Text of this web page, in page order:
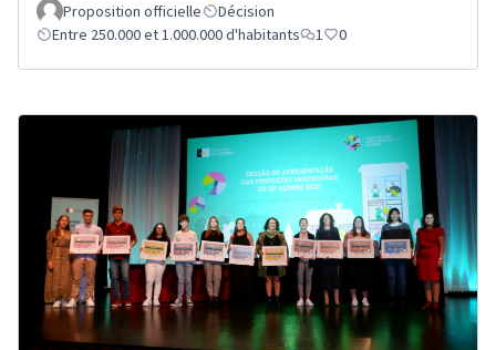
Proposition officielle
Décision
Entre 250.000 et 1.000.000 d'habitants
1 0